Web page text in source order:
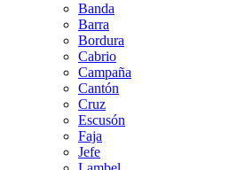
Banda
Barra
Bordura
Cabrio
Campaña
Cantón
Cruz
Escusón
Faja
Jefe